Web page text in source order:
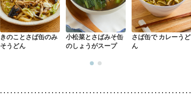
きのことさば缶のみ
そうどん
小松菜とさばみそ缶
のしょうがスープ
さば缶で カレーうど
ん